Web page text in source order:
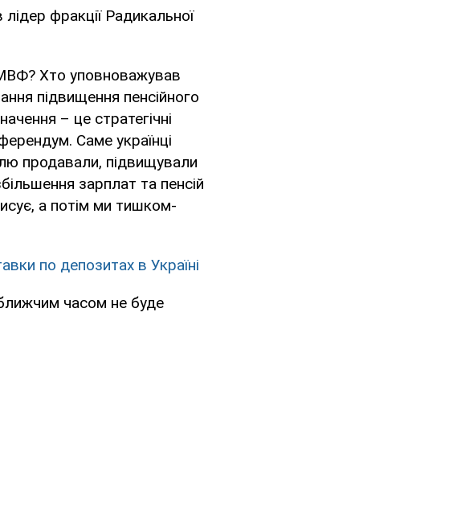
фракції Радикальної
Хто уповноважував
підвищення пенсійного
– це стратегічні
Саме українці
продавали, підвищували
зарплат та пенсій
а потім ми тишком-
по депозитах в Україні
часом не буде